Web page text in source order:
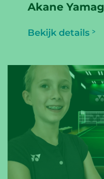
Akane
Bekijk details